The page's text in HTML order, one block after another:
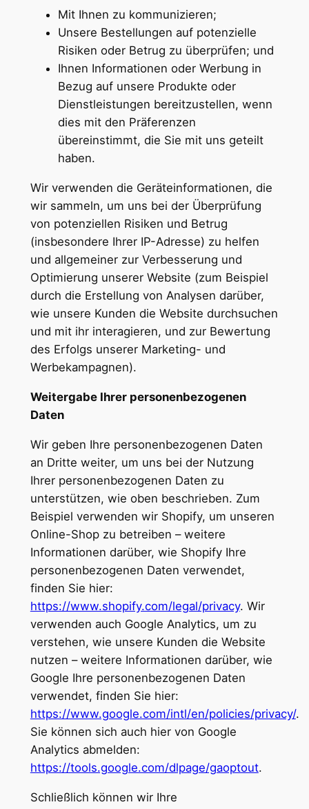
Mit Ihnen zu kommunizieren;
Unsere Bestellungen auf potenzielle
Risiken oder Betrug zu überprüfen; und
Ihnen Informationen oder Werbung in
Bezug auf unsere Produkte oder
Dienstleistungen bereitzustellen, wenn
dies mit den Präferenzen
übereinstimmt, die Sie mit uns geteilt
haben.
Wir verwenden die Geräteinformationen, die
wir sammeln, um uns bei der Überprüfung
von potenziellen Risiken und Betrug
(insbesondere Ihrer IP-Adresse) zu helfen
und allgemeiner zur Verbesserung und
Optimierung unserer Website (zum Beispiel
durch die Erstellung von Analysen darüber,
wie unsere Kunden die Website durchsuchen
und mit ihr interagieren, und zur Bewertung
des Erfolgs unserer Marketing- und
Werbekampagnen).
Weitergabe Ihrer personenbezogenen
Daten
Wir geben Ihre personenbezogenen Daten
an Dritte weiter, um uns bei der Nutzung
Ihrer personenbezogenen Daten zu
unterstützen, wie oben beschrieben. Zum
Beispiel verwenden wir Shopify, um unseren
Online-Shop zu betreiben – weitere
Informationen darüber, wie Shopify Ihre
personenbezogenen Daten verwendet,
finden Sie hier:
https://www.shopify.com/legal/privacy. Wir
verwenden auch Google Analytics, um zu
verstehen, wie unsere Kunden die Website
nutzen – weitere Informationen darüber, wie
Google Ihre personenbezogenen Daten
verwendet, finden Sie hier:
https://www.google.com/intl/en/policies/privacy/.
Sie können sich auch hier von Google
Analytics abmelden:
https://tools.google.com/dlpage/gaoptout.
Schließlich können wir Ihre